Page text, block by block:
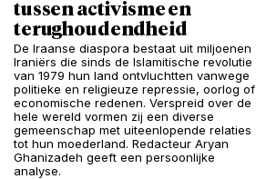
tussen activisme en
terughoudendheid
De Iraanse diaspora bestaat uit miljoenen
Iraniërs die sinds de Islamitische revolutie
van 1979 hun land ontvluchtten vanwege
politieke en religieuze repressie, oorlog of
economische redenen. Verspreid over de
hele wereld vormen zij een diverse
gemeenschap met uiteenlopende relaties
tot hun moederland. Redacteur Aryan
Ghanizadeh geeft een persoonlijke
analyse.